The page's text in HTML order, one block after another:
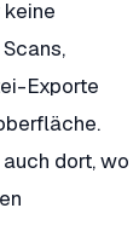
Exporte
dort, wo